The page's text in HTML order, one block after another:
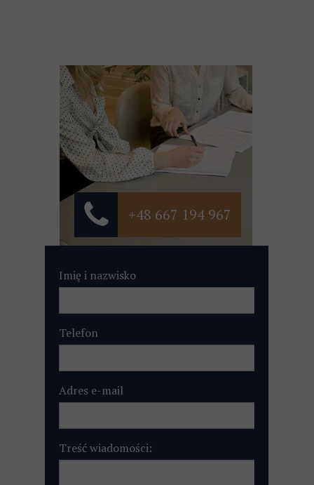
Imię i nazwisko
Telefon
Adres e-mail
Treść wiadomości:
+48 667 194 967